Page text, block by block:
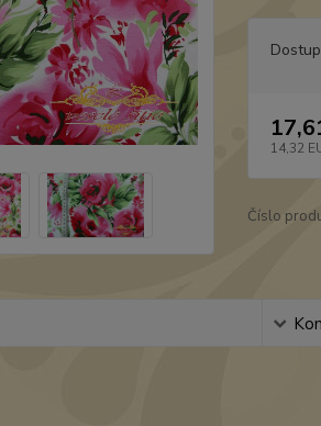
14,32
Číslo